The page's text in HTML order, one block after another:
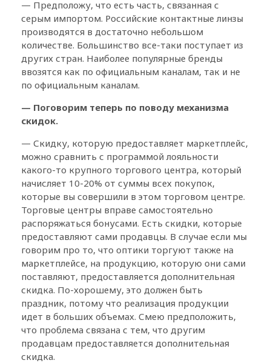
— Предположу, что есть часть, связанная с
серым импортом. Российские контактные линзы
производятся в достаточно небольшом
количестве. Большинство все-таки поступает из
других стран. Наиболее популярные бренды
ввозятся как по официальным каналам, так и не
по официальным каналам.
— Поговорим теперь по поводу механизма
скидок.
— Скидку, которую предоставляет маркетплейс,
можно сравнить с программой лояльности
какого-то крупного торгового центра, который
начисляет 10-20% от суммы всех покупок,
которые вы совершили в этом торговом центре.
Торговые центры вправе самостоятельно
распоряжаться бонусами. Есть скидки, которые
предоставляют сами продавцы. В случае если мы
говорим про то, что оптики торгуют также на
маркетплейсе, на продукцию, которую они сами
поставляют, предоставляется дополнительная
скидка. По-хорошему, это должен быть
праздник, потому что реализация продукции
идет в больших объемах. Смею предположить,
что проблема связана с тем, что другим
продавцам предоставляется дополнительная
скидка.